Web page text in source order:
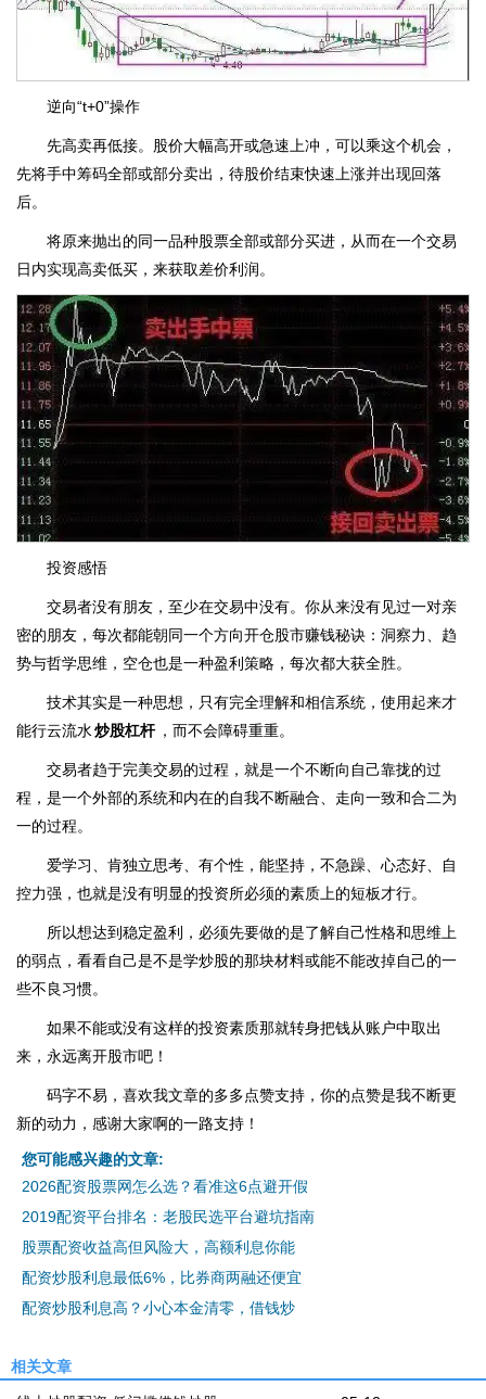
逆向“t+0”操作
先高卖再低接。股价大幅高开或急速上冲，可以乘这个机会，
先将手中筹码全部或部分卖出，待股价结束快速上涨并出现回落
后。
将原来抛出的同一品种股票全部或部分买进，从而在一个交易
日内实现高卖低买，来获取差价利润。
投资感悟
交易者没有朋友，至少在交易中没有。你从来没有见过一对亲
密的朋友，每次都能朝同一个方向开仓股市赚钱秘诀：洞察力、趋
势与哲学思维，空仓也是一种盈利策略，每次都大获全胜。
技术其实是一种思想，只有完全理解和相信系统，使用起来才
能行云流水炒股杠杆 ，而不会障碍重重。
交易者趋于完美交易的过程，就是一个不断向自己靠拢的过
程，是一个外部的系统和内在的自我不断融合、走向一致和合二为
一的过程。
爱学习、肯独立思考、有个性，能坚持，不急躁、心态好、自
控力强，也就是没有明显的投资所必须的素质上的短板才行。
所以想达到稳定盈利，必须先要做的是了解自己性格和思维上
的弱点，看看自己是不是学炒股的那块材料或能不能改掉自己的一
些不良习惯。
如果不能或没有这样的投资素质那就转身把钱从账户中取出
来，永远离开股市吧！
码字不易，喜欢我文章的多多点赞支持，你的点赞是我不断更
新的动力，感谢大家啊的一路支持！
您可能感兴趣的文章:
2026配资股票网怎么选？看准这6点避开假
2019配资平台排名：老股民选平台避坑指南
股票配资收益高但风险大，高额利息你能
配资炒股利息最低6%，比券商两融还便宜
配资炒股利息高？小心本金清零，借钱炒
相关文章